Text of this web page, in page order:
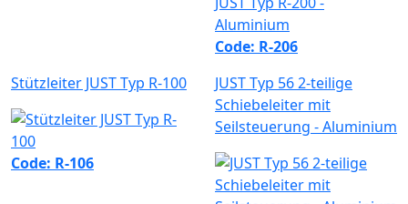
Code: R-206
Stützleiter JUST Typ R-100
Code: R-106
JUST Typ 56 2-teilige
Schiebeleiter mit
Seilsteuerung - Aluminium